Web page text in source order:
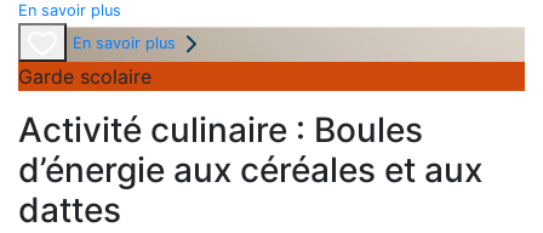
En savoir plus
En savoir plus
Garde scolaire
Activité culinaire : Boules
d’énergie aux céréales et aux
dattes